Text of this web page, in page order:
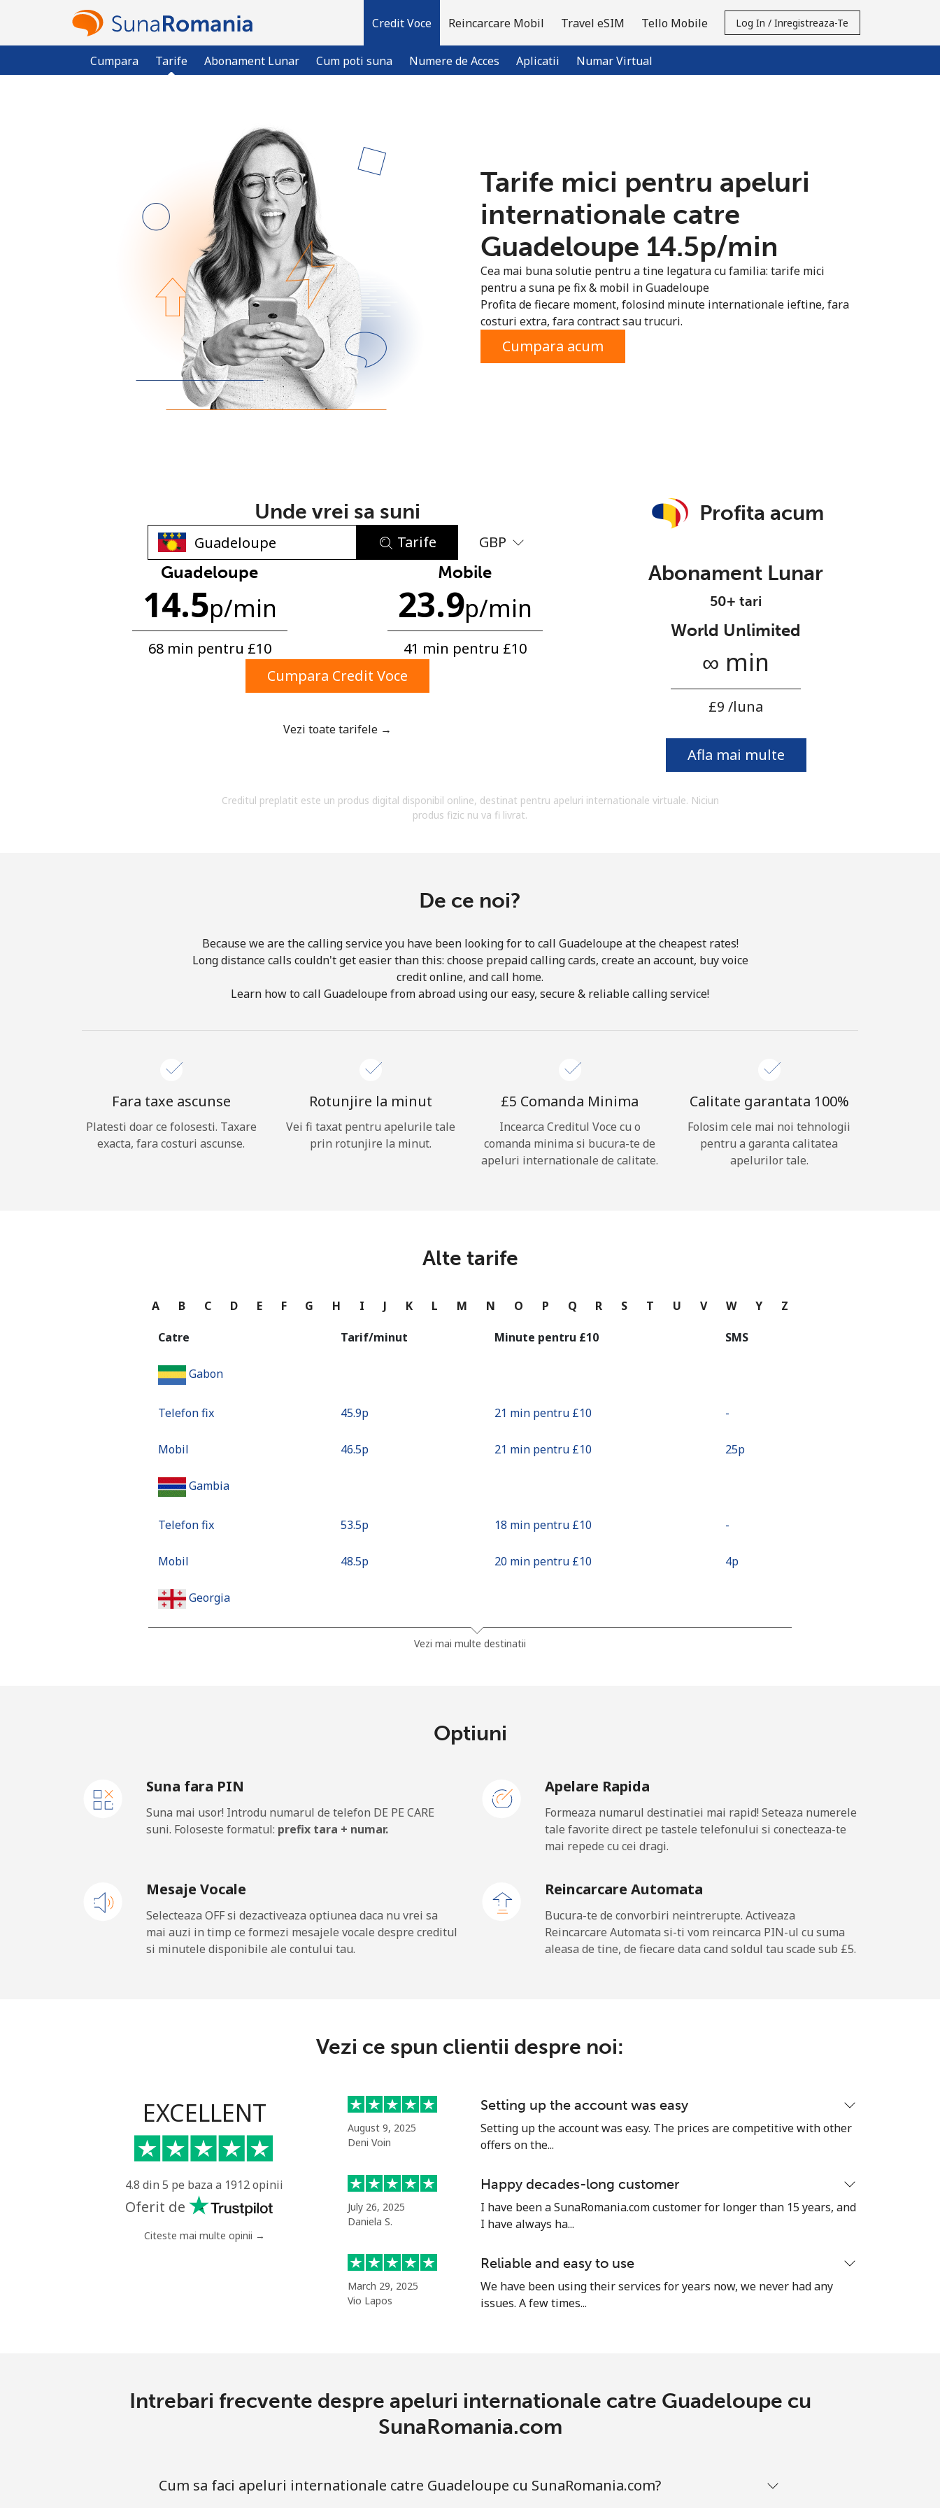
Credit Voce
Cumpara Tarife Abonament Lunar Cum poti suna Numere de Acces Aplicatii Numar Virtual
Reincarcare Mobil Travel eSIM Tello Mobile Log In / Inregistreaza-Te
Logheaza-te →
Inregistreaza-te cu
Minim 8 litere
O majuscula si o litera mica
Un numar
Un simbol/litera speciala
Prin deschiderea unui cont pe acest site, sunt de
Buna!
Logheaza-te sauCREEAZA CONT NOU →
Recuperare parola →
sau
Tarife mici pentru apeluri
internationale catre
Guadeloupe ⁦14.5p⁩/min
Cea mai buna solutie pentru a tine legatura cu familia: tarife mici
pentru a suna pe fix & mobil in Guadeloupe
Profita de fiecare moment, folosind minute internationale ieftine, fara
costuri extra, fara contract sau trucuri.
Cumpara acum
Unde vrei sa suni
Tarife GBP
Guadeloupe
14.5p/min
68 min pentru ⁦£10⁩
Mobile
23.9p/min
41 min pentru ⁦£10⁩
Cumpara Credit Voce
Vezi toate tarifele →
Profita acum
Abonament Lunar
50+ tari
World Unlimited
∞ min
⁦£9⁩ /luna
Afla mai multe
Creditul preplatit este un produs digital disponibil online, destinat pentru apeluri internationale virtuale. Niciun
produs fizic nu va fi livrat.
De ce noi?
Because we are the calling service you have been looking for to call Guadeloupe at the cheapest rates!
Long distance calls couldn't get easier than this: choose prepaid calling cards, create an account, buy voice
credit online, and call home.
Learn how to call Guadeloupe from abroad using our easy, secure & reliable calling service!
Fara taxe ascunse
Platesti doar ce folosesti. Taxare
exacta, fara costuri ascunse.
Rotunjire la minut
Vei fi taxat pentru apelurile tale
prin rotunjire la minut.
⁦£5⁩ Comanda Minima
Incearca Creditul Voce cu o
comanda minima si bucura-te de
apeluri internationale de calitate.
Calitate garantata 100%
Folosim cele mai noi tehnologii
pentru a garanta calitatea
apelurilor tale.
Alte tarife
A B C D E F G H I J K L M N O P Q R S T U V W Y Z
Catre Tarif/minut Minute pentru ⁦£10⁩ SMS
Gabon
Telefon fix ⁦45.9p⁩ 21 min pentru ⁦£10⁩ -
Mobil ⁦46.5p⁩ 21 min pentru ⁦£10⁩ ⁦25p⁩
Gambia
Telefon fix ⁦53.5p⁩ 18 min pentru ⁦£10⁩ -
Mobil ⁦48.5p⁩ 20 min pentru ⁦£10⁩ ⁦4p⁩
Georgia
37 min pentru ⁦£10⁩
Mobil 769 min pentru ⁦£10⁩
Ghana
Mobil 44 min pentru ⁦£10⁩
Gibraltar
Mobil ⁦1.4p⁩ 714 min pentru ⁦£10⁩
Greenland
Telefon fix ⁦7.9p⁩ 126 min pentru ⁦£10⁩
Mobil 112 min pentru ⁦£10⁩
⁦12.9p⁩ 77 min pentru ⁦£10⁩
68 min pentru ⁦£10⁩
Guam
Vezi mai multe destinatii
Optiuni
Suna fara PIN
Suna mai usor! Introdu numarul de telefon DE PE CARE
suni. Foloseste formatul: prefix tara + numar.
Apelare Rapida
Formeaza numarul destinatiei mai rapid! Seteaza numerele
tale favorite direct pe tastele telefonului si conecteaza-te
mai repede cu cei dragi.
Mesaje Vocale
Selecteaza OFF si dezactiveaza optiunea daca nu vrei sa
mai auzi in timp ce formezi mesajele vocale despre creditul
si minutele disponibile ale contului tau.
Reincarcare Automata
Bucura-te de convorbiri neintrerupte. Activeaza
Reincarcare Automata si-ti vom reincarca PIN-ul cu suma
aleasa de tine, de fiecare data cand soldul tau scade sub ⁦£5⁩.
Vezi ce spun clientii despre noi:
EXCELLENT
4.8 din 5 pe baza a 1912 opinii
Oferit de
Citeste mai multe opinii →
August 9, 2025
Deni Voin
Setting up the account was easy
Setting up the account was easy. The prices are competitive with other
offers on the...
July 26, 2025
Daniela S.
Happy decades-long customer
I have been a SunaRomania.com customer for longer than 15 years, and
I have always ha...
March 29, 2025
Vio Lapos
Reliable and easy to use
We have been using their services for years now, we never had any
issues. A few times...
Intrebari frecvente despre apeluri internationale catre Guadeloupe cu
SunaRomania.com
Cum sa faci apeluri internationale catre Guadeloupe cu SunaRomania.com?